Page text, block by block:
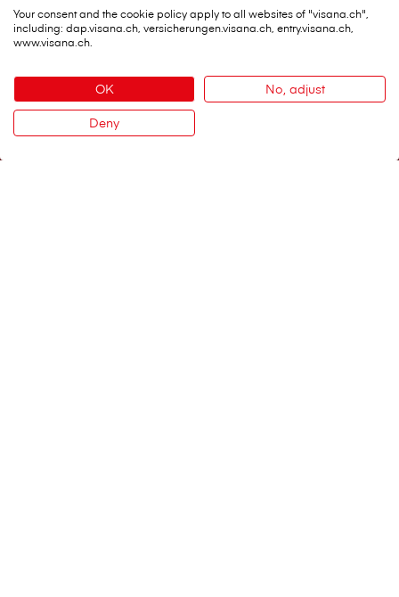
V⁠i⁠s⁠a⁠n⁠a Services SA
Weltpoststrasse 19
3000 Berna 16
0848 848 899
Your consent and the cookie policy apply to all websites of "visana.ch",
including: dap.visana.ch, versicherungen.visana.ch, entry.visana.ch,
www.visana.ch.
OK
No, adjust
Deny